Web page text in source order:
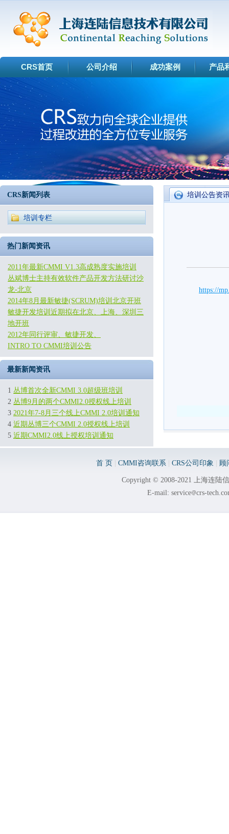
CRS首页 公司介绍 成功案例 产品
培训公告资
https://
CRS新闻列表
培训专栏
热门新闻资讯
2011年最新CMMI V1.3高成熟度实施培训
丛斌博士主持有效软件产品开发方法研讨沙
龙-北京
2014年8月最新敏捷(SCRUM)培训北京开班
敏捷开发培训近期拟在北京、上海、深圳三
地开班
2012年同行评审、敏捷开发、
INTRO TO CMMI培训公告
最新新闻资讯
1 丛博首次全新CMMI 3.0超级班培训
2 丛博9月的两个CMMI2.0授权线上培训
3 2021年7-8月三个线上CMMI 2.0培训通知
4 近期丛博三个CMMI 2.0授权线上培训
5 近期CMMI2.0线上授权培训通知
首 页 CMMI咨询联系 CRS公司印象 顾
Copyright © 2008-2021 上海连陆
E-mail: service
crs-